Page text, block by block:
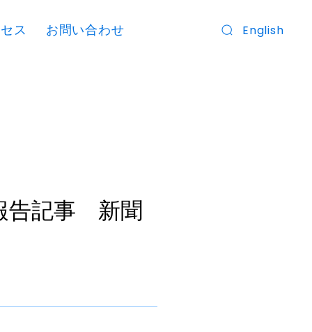
ス お問い合わせ English
告記事 新聞